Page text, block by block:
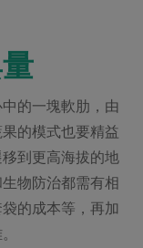
的一塊軟肋，由
的模式也要精益
到更高海拔的地
物防治都需有相
的成本等，再加